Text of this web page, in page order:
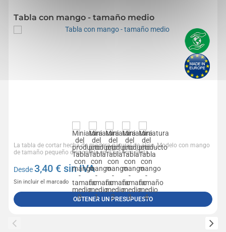
Tabla con mango - tamaño medio
La tabla de cortar hecha de madera natural de aliso, Modelo con mango
de tamaño pequeño disponible en 32x14cm (lista...
Desde3,40 € sin IVA
Sin incluir el marcado
OBTENER UN PRESUPUESTO